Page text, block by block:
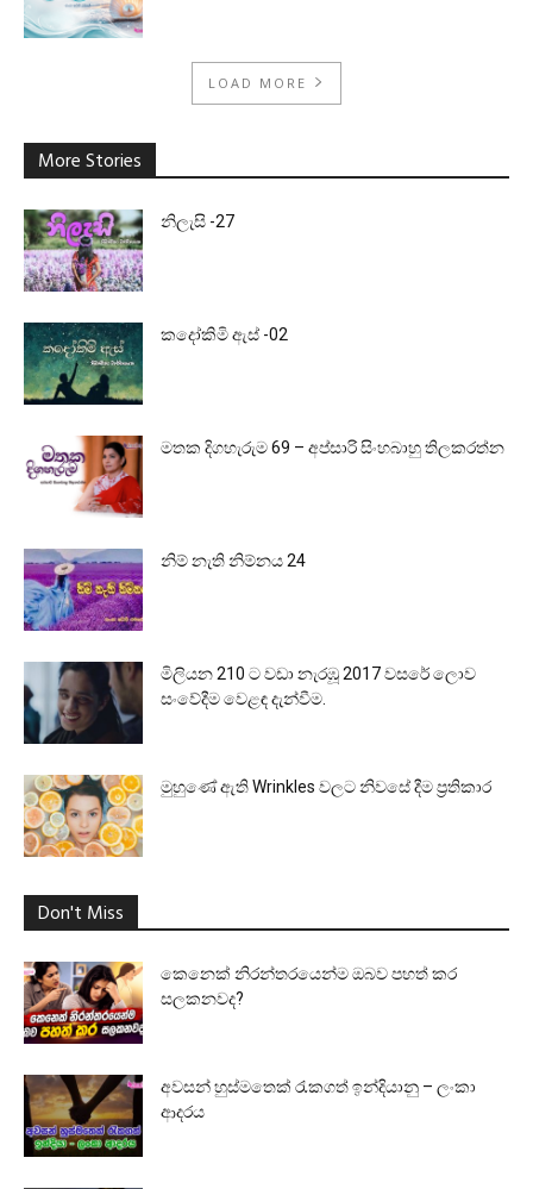
LOAD MORE
More Stories
නිලැසි -27
කදෝකිමි ඇස් -02
මතක දිගහැරුම 69 – අප්සාරි සිංහබාහු තිලකරත්න
නිම් නැති නිම්නය 24
මිලියන 210 ට වඩා නැරඹූ 2017 වසරේ ලොව
සංවේදීම වෙළඳ දැන්වීම.
මුහුණේ ඇති Wrinkles වලට නිවසේ දීම ප්‍රතිකාර
Don't Miss
කෙනෙක් නිරන්තරයෙන්ම ඔබව පහත් කර
සලකනවද?
අවසන් හුස්මතෙක් රැකගත් ඉන්දියානු – ලංකා
ආදරය